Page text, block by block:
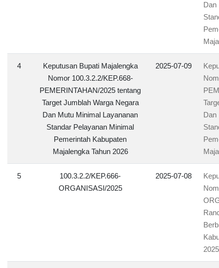
Dan
4
Keputusan Bupati Majalengka
Nomor 100.3.2.2/KEP.668-
PEMERINTAHAN/2025 tentang
Target Jumblah Warga Negara
Dan Mutu Minimal Layananan
Standar Pelayanan Minimal
Pemerintah Kabupaten
Majalengka Tahun 2026
2025-07-09
Dan
5
100.3.2.2/KEP.666-
ORGANISASI/2025
2025-07-08